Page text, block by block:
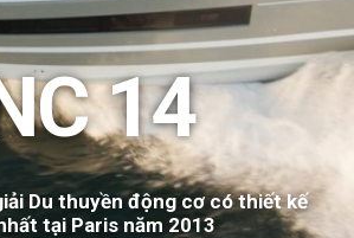
14
Du thuyền động cơ có thiết kế
tại Paris năm 2013